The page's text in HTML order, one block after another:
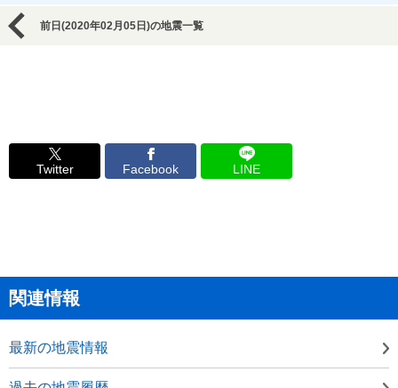
前日(2020年02月05日)の地震一覧
Twitter Facebook LINE
関連情報
最新の地震情報